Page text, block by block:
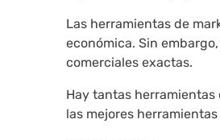
Las herramientas de
económica. Sin
comerciales exactas.
Hay tantas
las mejores